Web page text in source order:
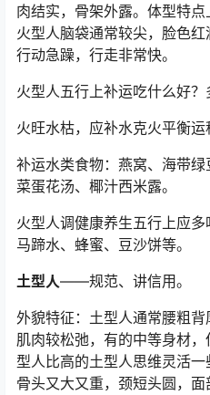
肉结实，骨架外露。体型特点
火型人脑袋通常较尖，脸色红
行动急躁，行走非常快。
火型人五行上补运吃什么好？
火旺水枯，应补水克火平衡运
补运水类食物：燕窝、海带
菜蛋花汤、椰汁西米露。
火型人调健康养生五行上应多
马蹄水、蜂蜜、豆沙饼等。
土型人——规范、讲信用。
外貌特征：土型人通常腰粗
肌肉较松弛，有的中等身材
型人比高的土型人思维灵活一
骨头又大又重，颈短头圆，面